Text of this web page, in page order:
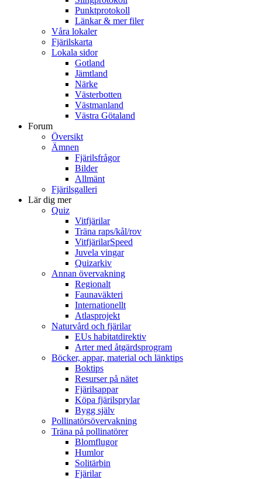
Punktprotokoll
Länkar & mer filer
Våra lokaler
Fjärilskarta
Lokala sidor
Gotland
Jämtland
Närke
Västerbotten
Västmanland
Västra Götaland
Forum
Översikt
Ämnen
Fjärilsfrågor
Bilder
Allmänt
Fjärilsgalleri
Lär dig mer
Quiz
Vitfjärilar
Träna raps/kål/rov
VitfjärilarSpeed
Juvela vingar
Quizarkiv
Annan övervakning
Regionalt
Faunaväkteri
Internationellt
Atlasprojekt
Naturvård och fjärilar
EUs habitatdirektiv
Arter med åtgärdsprogram
Böcker, appar, material och länktips
Boktips
Resurser på nätet
Fjärilsappar
Köpa fjärilsprylar
Bygg själv
Pollinatörsövervakning
Träna på pollinatörer
Blomflugor
Humlor
Solitärbin
Fjärilar